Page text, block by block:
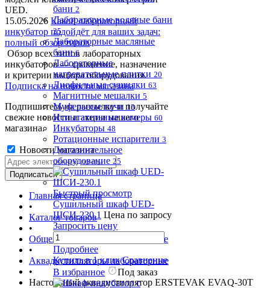
бани 2
Лабораторные водяные бани
25
Лабораторные масляные
бани 6
Лабораторные
нагревательные плитки 20
Лиофильные сушилки 63
Магнитные мешалки 5
Муфельные печи 13
Испытательные камеры 60
Инкубаторы 48
Ротационные испарители 3
Дополнительное
оборудование 25
Быстрый просмотр
Сушильный шкаф UED-
ШСИ-230.1 Цена по запросу
Запросить цену
Подробнее
Купить в 1 клик Сравнение
В избранное
Под заказ
UED.
15.05.2026 Какой лабораторный
инкубатор подойдёт для ваших задач:
полный обзор типов
Обзор всех типов лабораторных
инкубаторов — сравнение, назначение
и критерии выбора оборудования.
Подписка на новости магазина
Подпишитесь на рассылку и получайте
свежие новости и акции нашего
магазина.
Новости магазина
Главная страница
•
Каталог товаров
•
Общелабораторное оборудование
•
Аквадистилляторы лабораторные
•
Настольный аквадистиллятор ERSTEVAK EVAQ-30T